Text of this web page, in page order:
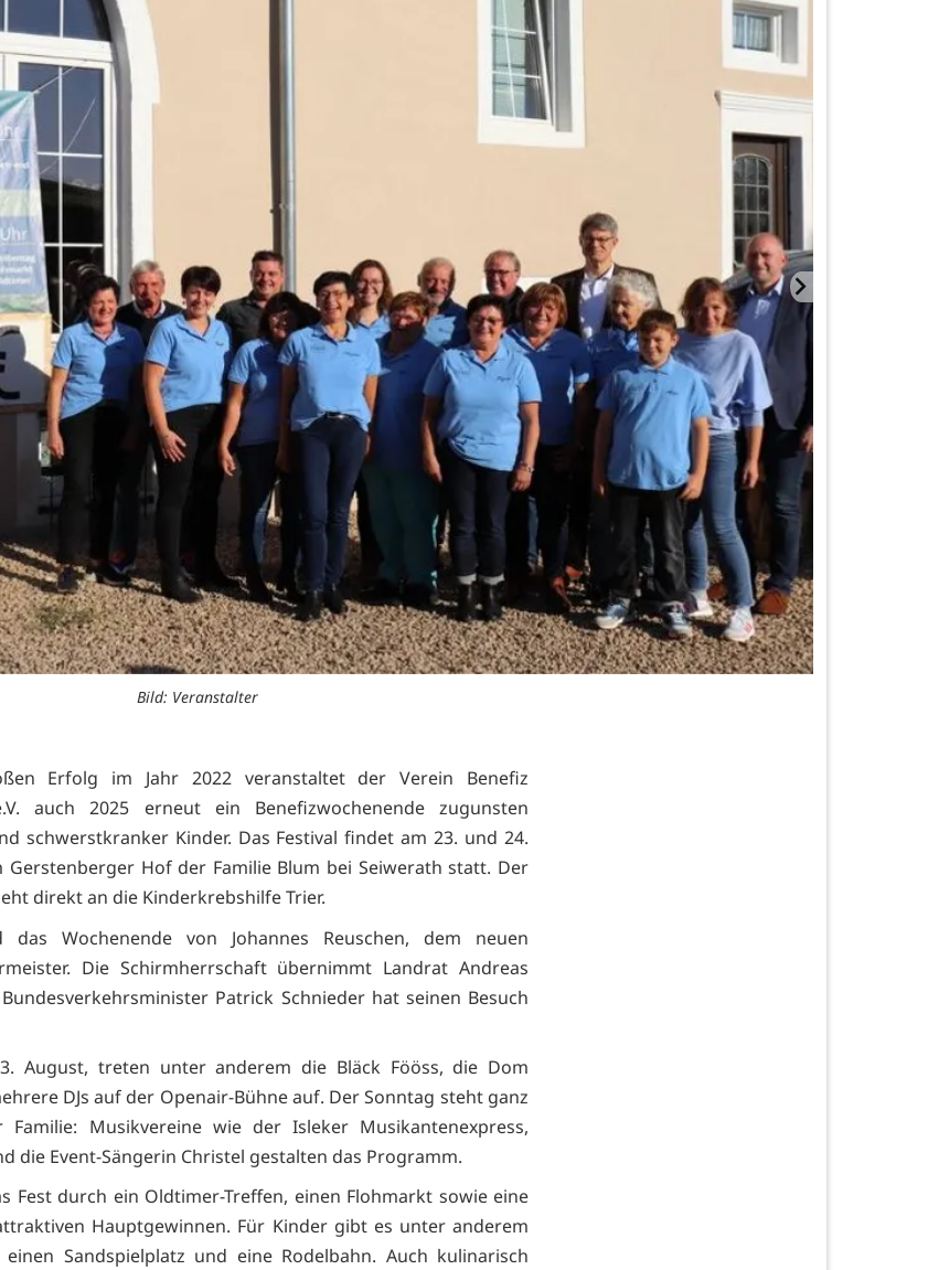
Bild: Veranstalter
Erfolg im Jahr 2022 veranstaltet der Verein Benefiz
auch 2025 erneut ein Benefizwochenende zugunsten
schwerstkranker Kinder. Das Festival findet am 23. und 24.
Gerstenberger Hof der Familie Blum bei Seiwerath statt. Der
direkt an die Kinderkrebshilfe Trier.
das Wochenende von Johannes Reuschen, dem neuen
Die Schirmherrschaft übernimmt Landrat Andreas
Patrick Schnieder hat seinen Besuch
August, treten unter anderem die Bläck Fööss, die Dom
DJs auf der Openair-Bühne auf. Der Sonntag steht ganz
Familie: Musikvereine wie der Isleker Musikantenexpress,
die Event-Sängerin Christel gestalten das Programm.
Fest durch ein Oldtimer-Treffen, einen Flohmarkt sowie eine
Hauptgewinnen. Für Kinder gibt es unter anderem
Sandspielplatz und eine Rodelbahn. Auch kulinarisch